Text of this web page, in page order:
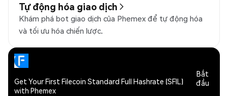
Tự động hóa giao dịch
Khám phá bot giao dịch của Phemex để tự động hóa
và tối ưu hóa chiến lược.
Get Your First Filecoin Standard Full Hashrate (SFIL)
with Phemex
Bắt
đầu